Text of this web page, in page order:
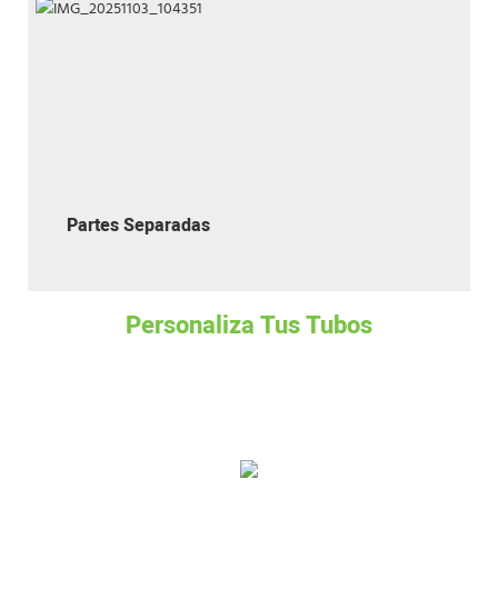
Partes Separadas
Personaliza Tus Tubos